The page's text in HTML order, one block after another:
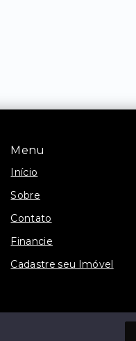
Menu
Início
Sobre
Contato
Financie
Cadastre seu Imóvel